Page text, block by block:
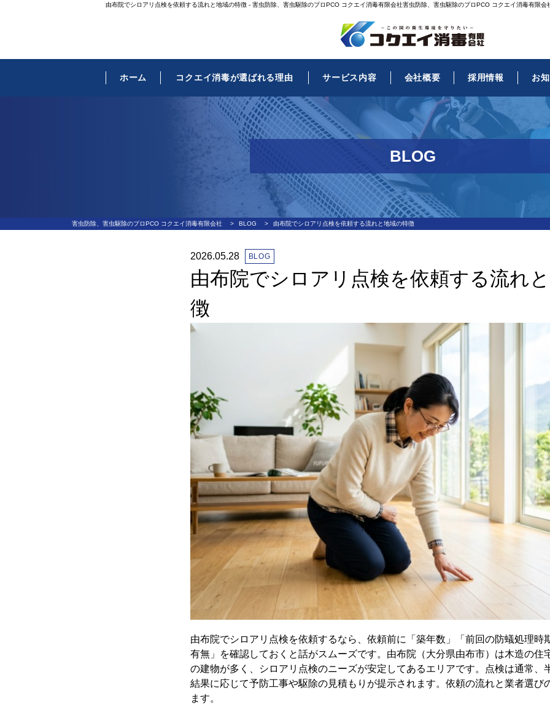
由布院でシロアリ点検を依頼する流れと地域の特徴 - 害虫防除、害虫駆除のプロPCO コクエイ消毒有限会社害虫防除、害虫駆除のプロPCO コクエイ消毒有限会
ホーム コクエイ消毒が選ばれる理由 サービス内容 会社概要 採用情報 お
BLOG
害虫防除、害虫駆除のプロPCO コクエイ消毒有限会社 > BLOG > 由布院でシロアリ点検を依頼する流れと地域の特徴
2026.05.28 BLOG
由布院でシロアリ点検を依頼する流れ
徴
由布院でシロアリ点検を依頼するなら、依頼前に「築年数」「前回の防蟻処理時
有無」を確認しておくと話がスムーズです。由布院（大分県由布市）は木造の住
の建物が多く、シロアリ点検のニーズが安定してあるエリアです。点検は通常、
結果に応じて予防工事や駆除の見積もりが提示されます。依頼の流れと業者選び
ます。